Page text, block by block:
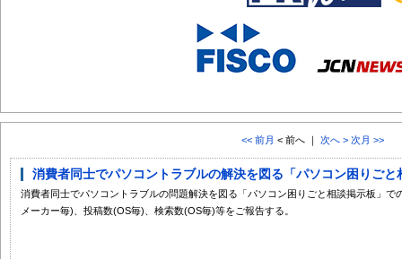
<< 前月 < 前へ ｜ 次へ > 次月 >>
消費者同士でパソコントラブルの解決を図る「パソコン困りごと
消費者同士でパソコントラブルの問題解決を図る「パソコン困りごと相談掲示板」
メーカー毎)、投稿数(OS毎)、検索数(OS毎)等をご報告する。